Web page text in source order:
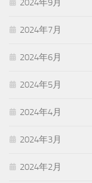
2024年9月
2024年7月
2024年6月
2024年5月
2024年4月
2024年3月
2024年2月